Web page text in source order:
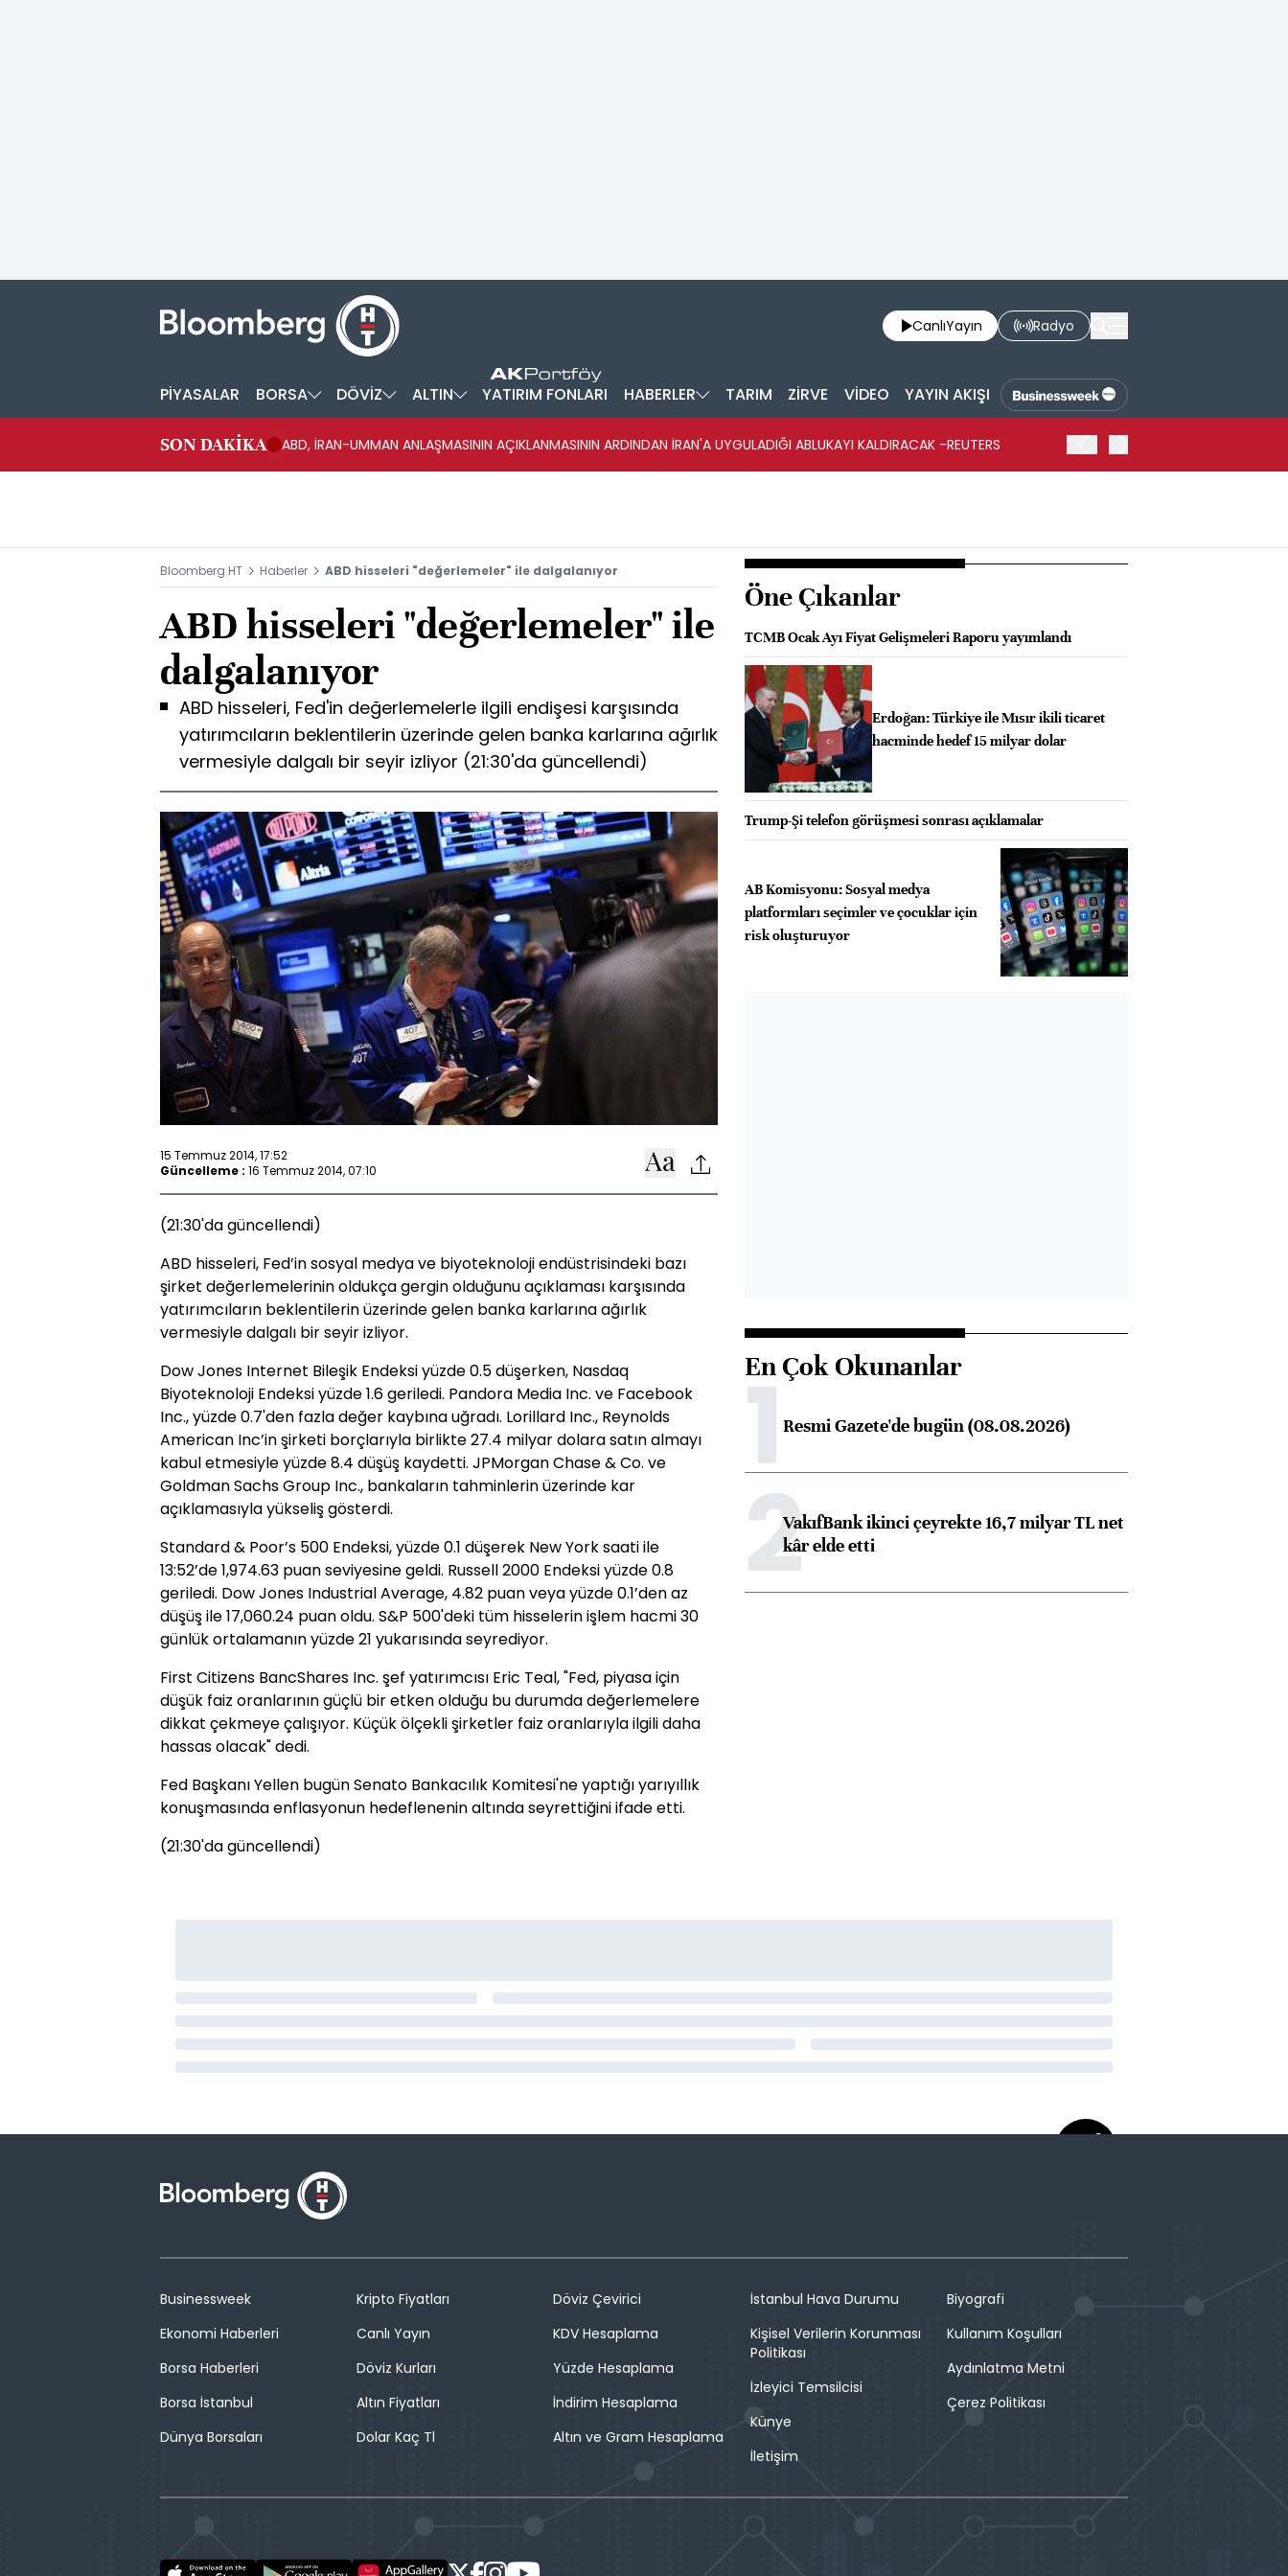
CanlıYayın Radyo
PİYASALAR BORSA DÖVİZ ALTIN YATIRIM FONLARI HABERLER TARIM ZİRVE VİDEO YAYIN AKIŞI
SON DAKİKA ABD, İRAN-UMMAN ANLAŞMASININ AÇIKLANMASININ ARDINDAN İRAN'A UYGULADIĞI ABLUKAYI KALDIRACAK -REUTERS
Bloomberg HT Haberler ABD hisseleri "değerlemeler" ile dalgalanıyor
ABD hisseleri "değerlemeler" ile
dalgalanıyor
ABD hisseleri, Fed'in değerlemelerle ilgili endişesi karşısında
yatırımcıların beklentilerin üzerinde gelen banka karlarına ağırlık
vermesiyle dalgalı bir seyir izliyor (21:30'da güncellendi)
15 Temmuz 2014, 17:52
Güncelleme : 16 Temmuz 2014, 07:10
(21:30'da güncellendi)
ABD hisseleri, Fed’in sosyal medya ve biyoteknoloji endüstrisindeki bazı
şirket değerlemelerinin oldukça gergin olduğunu açıklaması karşısında
yatırımcıların beklentilerin üzerinde gelen banka karlarına ağırlık
vermesiyle dalgalı bir seyir izliyor.
Dow Jones Internet Bileşik Endeksi yüzde 0.5 düşerken, Nasdaq
Biyoteknoloji Endeksi yüzde 1.6 geriledi. Pandora Media Inc. ve Facebook
Inc., yüzde 0.7'den fazla değer kaybına uğradı. Lorillard Inc., Reynolds
American Inc’in şirketi borçlarıyla birlikte 27.4 milyar dolara satın almayı
kabul etmesiyle yüzde 8.4 düşüş kaydetti. JPMorgan Chase & Co. ve
Goldman Sachs Group Inc., bankaların tahminlerin üzerinde kar
açıklamasıyla yükseliş gösterdi.
Standard & Poor’s 500 Endeksi, yüzde 0.1 düşerek New York saati ile
13:52’de 1,974.63 puan seviyesine geldi. Russell 2000 Endeksi yüzde 0.8
geriledi. Dow Jones Industrial Average, 4.82 puan veya yüzde 0.1’den az
düşüş ile 17,060.24 puan oldu. S&P 500'deki tüm hisselerin işlem hacmi 30
günlük ortalamanın yüzde 21 yukarısında seyrediyor.
First Citizens BancShares Inc. şef yatırımcısı Eric Teal, "Fed, piyasa için
düşük faiz oranlarının güçlü bir etken olduğu bu durumda değerlemelere
dikkat çekmeye çalışıyor. Küçük ölçekli şirketler faiz oranlarıyla ilgili daha
hassas olacak" dedi.
Fed Başkanı Yellen bugün Senato Bankacılık Komitesi'ne yaptığı yarıyıllık
konuşmasında enflasyonun hedeflenenin altında seyrettiğini ifade etti.
(21:30'da güncellendi)
Öne Çıkanlar
TCMB Ocak Ayı Fiyat Gelişmeleri Raporu yayımlandı
Erdoğan: Türkiye ile Mısır ikili ticaret
hacminde hedef 15 milyar dolar
Trump-Şi telefon görüşmesi sonrası açıklamalar
AB Komisyonu: Sosyal medya
platformları seçimler ve çocuklar için
risk oluşturuyor
En Çok Okunanlar
1Resmi Gazete'de bugün (08.08.2026)
2VakıfBank ikinci çeyrekte 16,7 milyar TL net
kâr elde etti
Businessweek
Ekonomi Haberleri
Borsa Haberleri
Borsa İstanbul
Dünya Borsaları
Kripto Fiyatları
Canlı Yayın
Döviz Kurları
Altın Fiyatları
Dolar Kaç Tl
Döviz Çevirici
KDV Hesaplama
Yüzde Hesaplama
İndirim Hesaplama
Altın ve Gram Hesaplama
İstanbul Hava Durumu
Kişisel Verilerin Korunması
Politikası
İzleyici Temsilcisi
Künye
İletişim
Biyografi
Kullanım Koşulları
Aydınlatma Metni
Çerez Politikası